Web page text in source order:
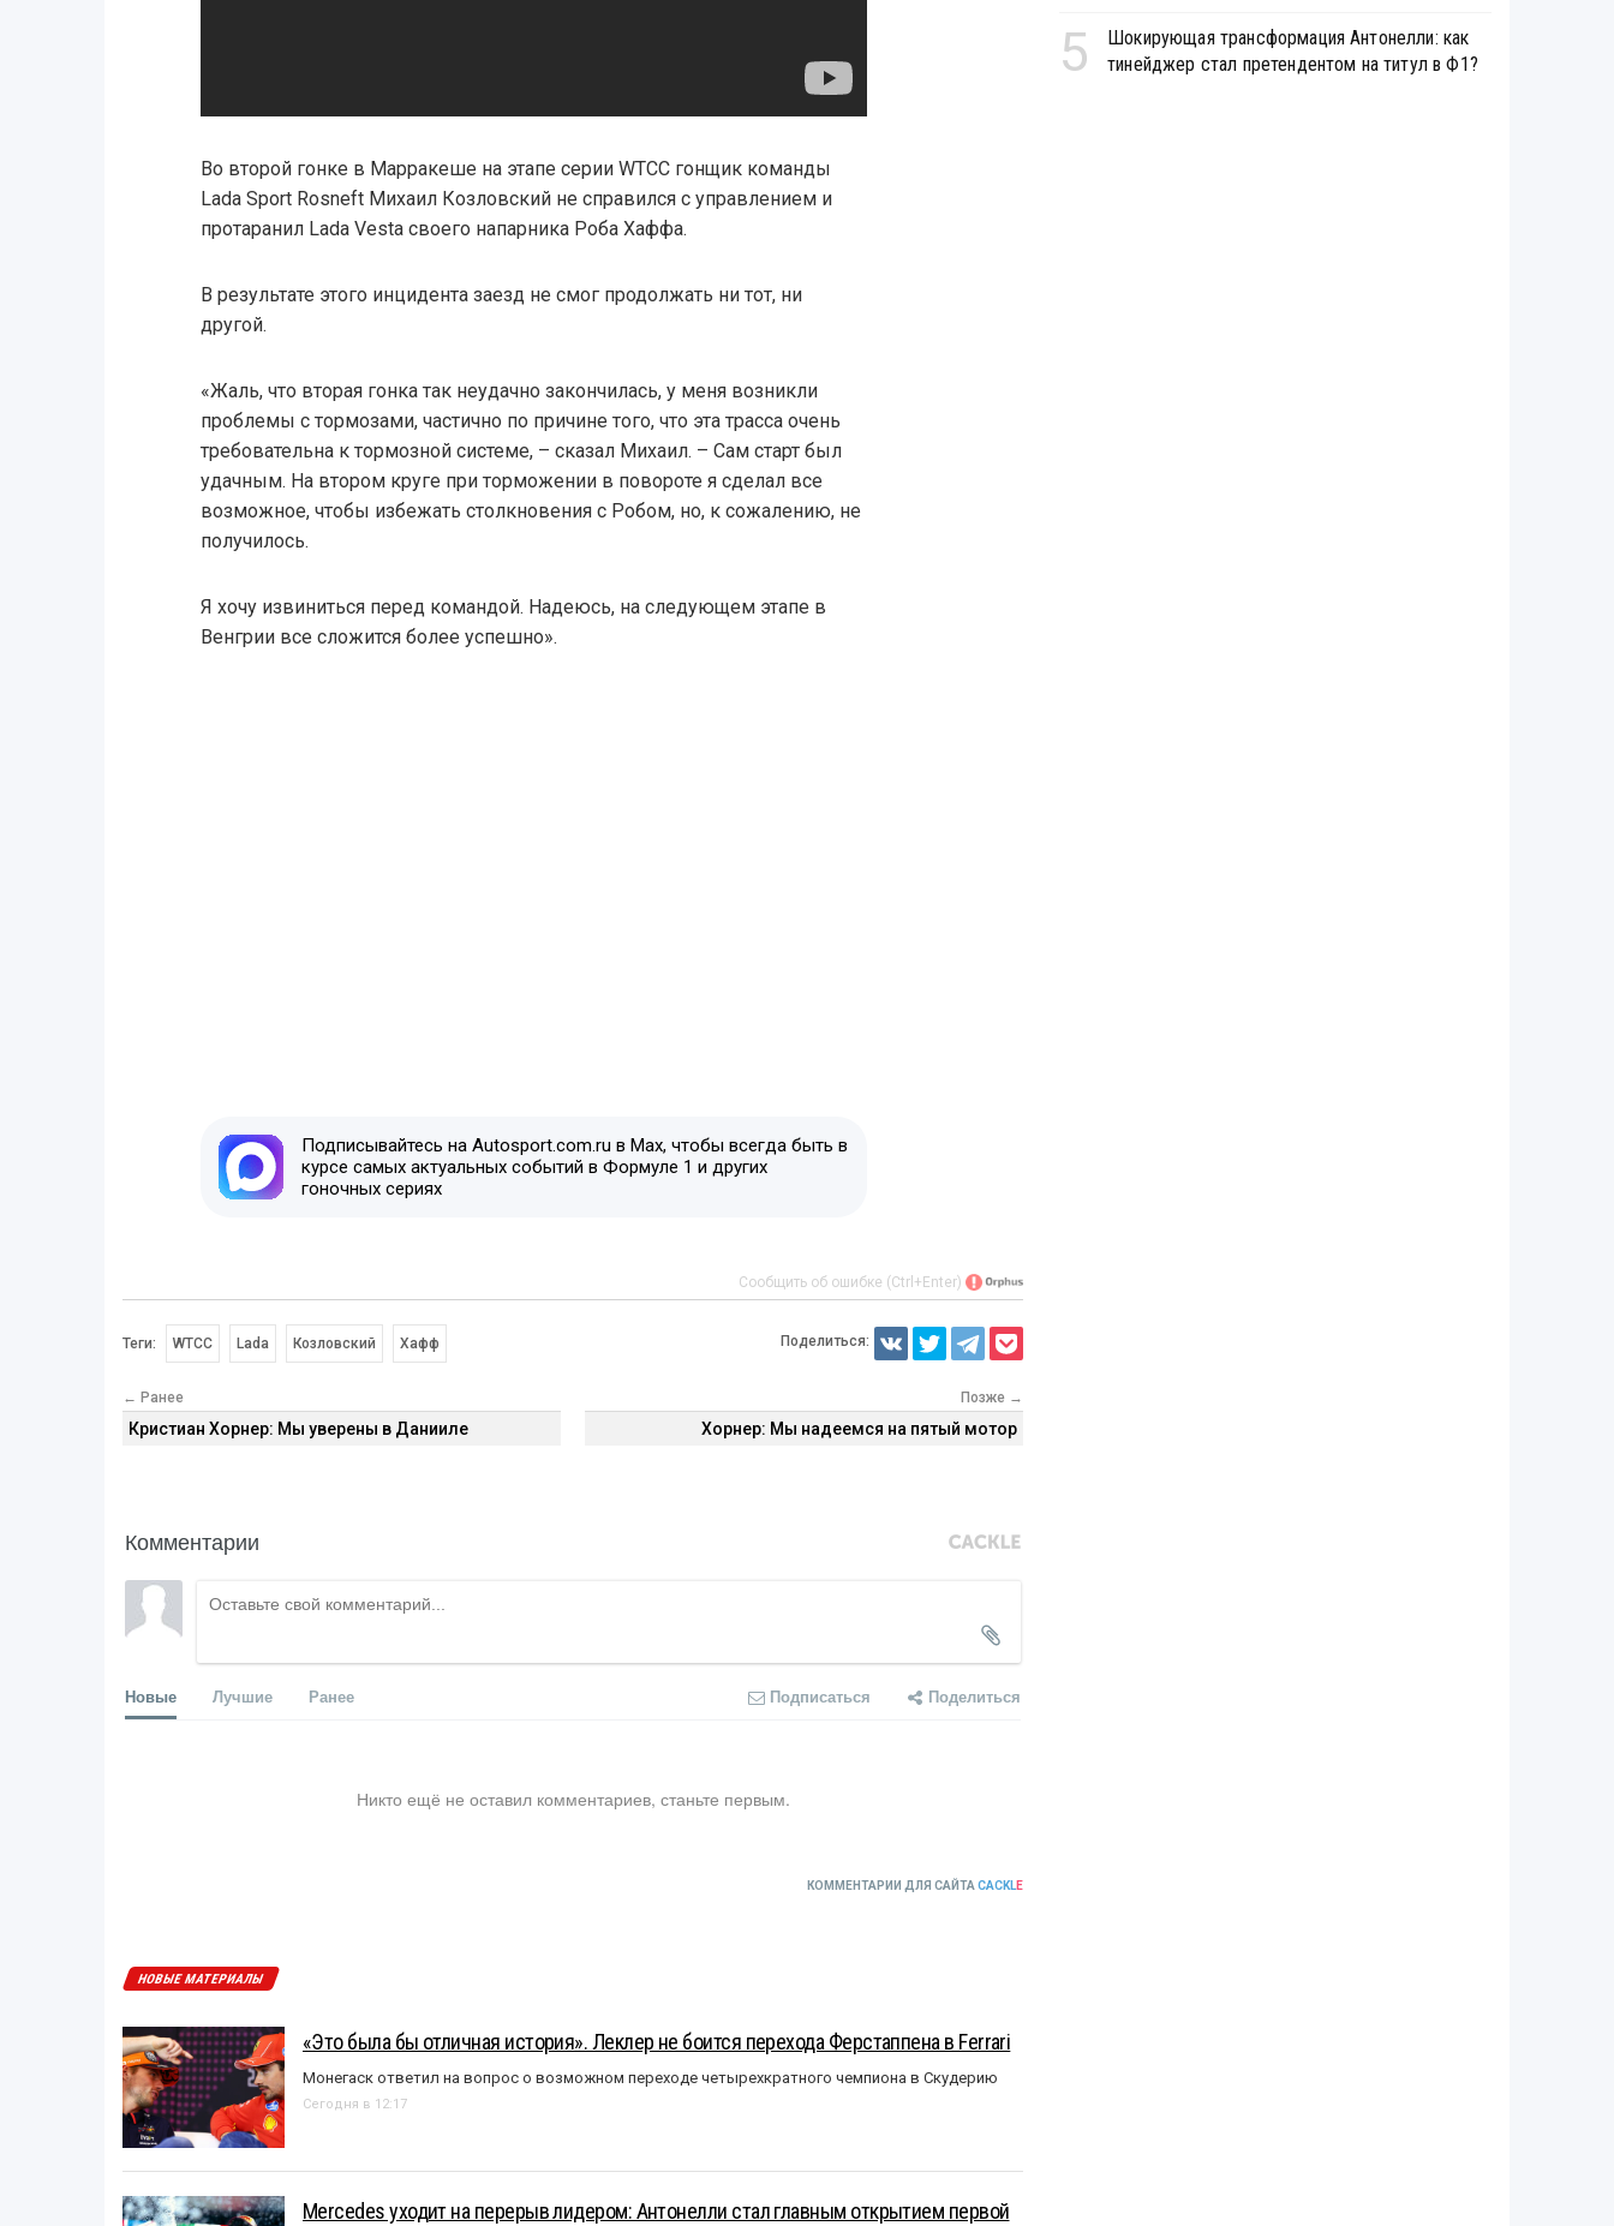
Во второй гонке в Марракеше на этапе серии WTCC гонщик команды
Lada Sport Rosneft Михаил Козловский не справился с управлением и
протаранил Lada Vesta своего напарника Роба Хаффа.
В результате этого инцидента заезд не смог продолжать ни тот, ни
другой.
«Жаль, что вторая гонка так неудачно закончилась, у меня возникли
проблемы с тормозами, частично по причине того, что эта трасса очень
требовательна к тормозной системе, – сказал Михаил. – Сам старт был
удачным. На втором круге при торможении в повороте я сделал все
возможное, чтобы избежать столкновения с Робом, но, к сожалению, не
получилось.
Я хочу извиниться перед командой. Надеюсь, на следующем этапе в
Венгрии все сложится более успешно».
Подписывайтесь на Autosport.com.ru в Max, чтобы всегда быть в
курсе самых актуальных событий в Формуле 1 и других
гоночных сериях
Сообщить об ошибке (Ctrl+Enter)
Теги: WTCC Lada Козловский Хафф Поделиться:
← Ранее
Кристиан Хорнер: Мы уверены в Данииле
Позже →
Хорнер: Мы надеемся на пятый мотор
Комментарии
Новые Лучшие Ранее Подписаться Поделиться
Никто ещё не оставил комментариев, станьте первым.
КОММЕНТАРИИ ДЛЯ САЙТА CACKLE
НОВЫЕ МАТЕРИАЛЫ
«Это была бы отличная история». Леклер не боится перехода Ферстаппена в Ferrari
Монегаск ответил на вопрос о возможном переходе четырехкратного чемпиона в Скудерию
Сегодня в 12:17
Mercedes уходит на перерыв лидером: Антонелли стал главным открытием первой
5
Шокирующая трансформация Антонелли: как
тинейджер стал претендентом на титул в Ф1?